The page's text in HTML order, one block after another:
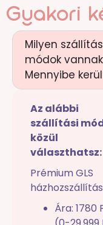
Gyakori
Milyen
módok
Mennyibe
Az alábbi
szállítási
közül
választhatsz:
Prémium GLS
Ára: 1780